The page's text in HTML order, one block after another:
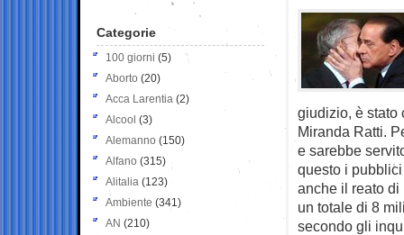
giudizio, è stato
Miranda Ratti.
e sarebbe
questo i
anche il reato
un totale di 8
secondo gli
Categorie
100 giorni (5)
Aborto (20)
Acca Larentia (2)
Alcool (3)
Alemanno (150)
Alfano (315)
Alitalia (123)
Ambiente (341)
AN (210)